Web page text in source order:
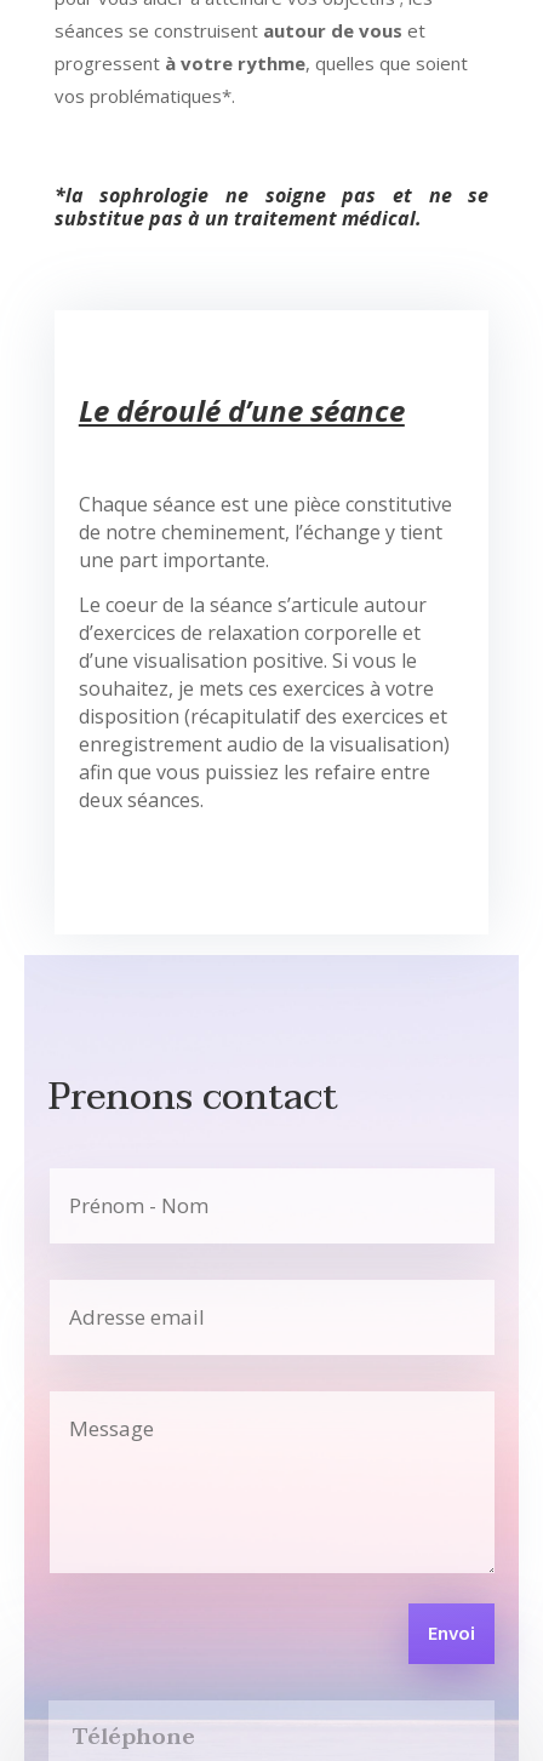
séances se construisent autour de vous et
progressent à votre rythme, quelles que soient
vos problématiques*.
*la sophrologie ne soigne pas et ne se
substitue pas à un traitement médical.
Le déroulé d’une séance
Chaque séance est une pièce constitutive
de notre cheminement, l’échange y tient
une part importante.
Le coeur de la séance s’articule autour
d’exercices de relaxation corporelle et
d’une visualisation positive. Si vous le
souhaitez, je mets ces exercices à votre
disposition (récapitulatif des exercices et
enregistrement audio de la visualisation)
afin que vous puissiez les refaire entre
deux séances.
Prenons contact
Envoi
Téléphone